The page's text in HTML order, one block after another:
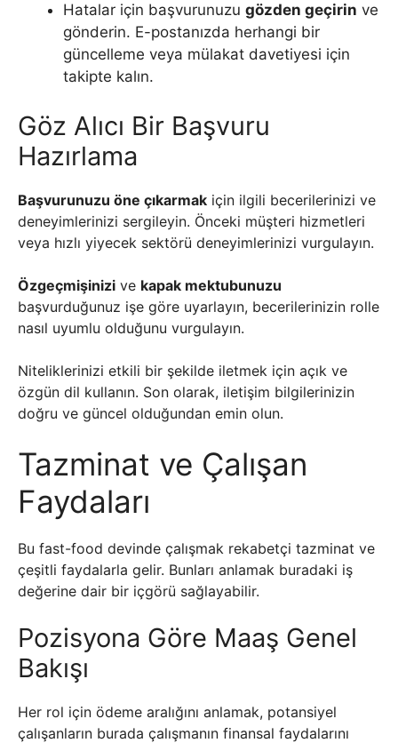
Hatalar için başvurunuzu gözden geçirin ve
gönderin. E-postanızda herhangi bir
güncelleme veya mülakat davetiyesi için
takipte kalın.
Göz Alıcı Bir Başvuru
Hazırlama
Başvurunuzu öne çıkarmak için ilgili becerilerinizi ve
deneyimlerinizi sergileyin. Önceki müşteri hizmetleri
veya hızlı yiyecek sektörü deneyimlerinizi vurgulayın.
Özgeçmişinizi ve kapak mektubunuzu
başvurduğunuz işe göre uyarlayın, becerilerinizin rolle
nasıl uyumlu olduğunu vurgulayın.
Niteliklerinizi etkili bir şekilde iletmek için açık ve
özgün dil kullanın. Son olarak, iletişim bilgilerinizin
doğru ve güncel olduğundan emin olun.
Tazminat ve Çalışan
Faydaları
Bu fast-food devinde çalışmak rekabetçi tazminat ve
çeşitli faydalarla gelir. Bunları anlamak buradaki iş
değerine dair bir içgörü sağlayabilir.
Pozisyona Göre Maaş Genel
Bakışı
Her rol için ödeme aralığını anlamak, potansiyel
çalışanların burada çalışmanın finansal faydalarını